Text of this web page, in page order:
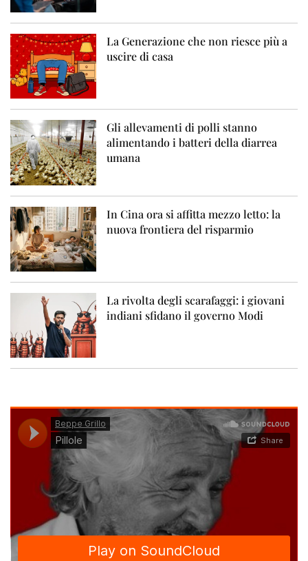
La Generazione che non riesce più a
uscire di casa
Gli allevamenti di polli stanno
alimentando i batteri della diarrea
umana
In Cina ora si affitta mezzo letto: la
nuova frontiera del risparmio
La rivolta degli scarafaggi: i giovani
indiani sfidano il governo Modi